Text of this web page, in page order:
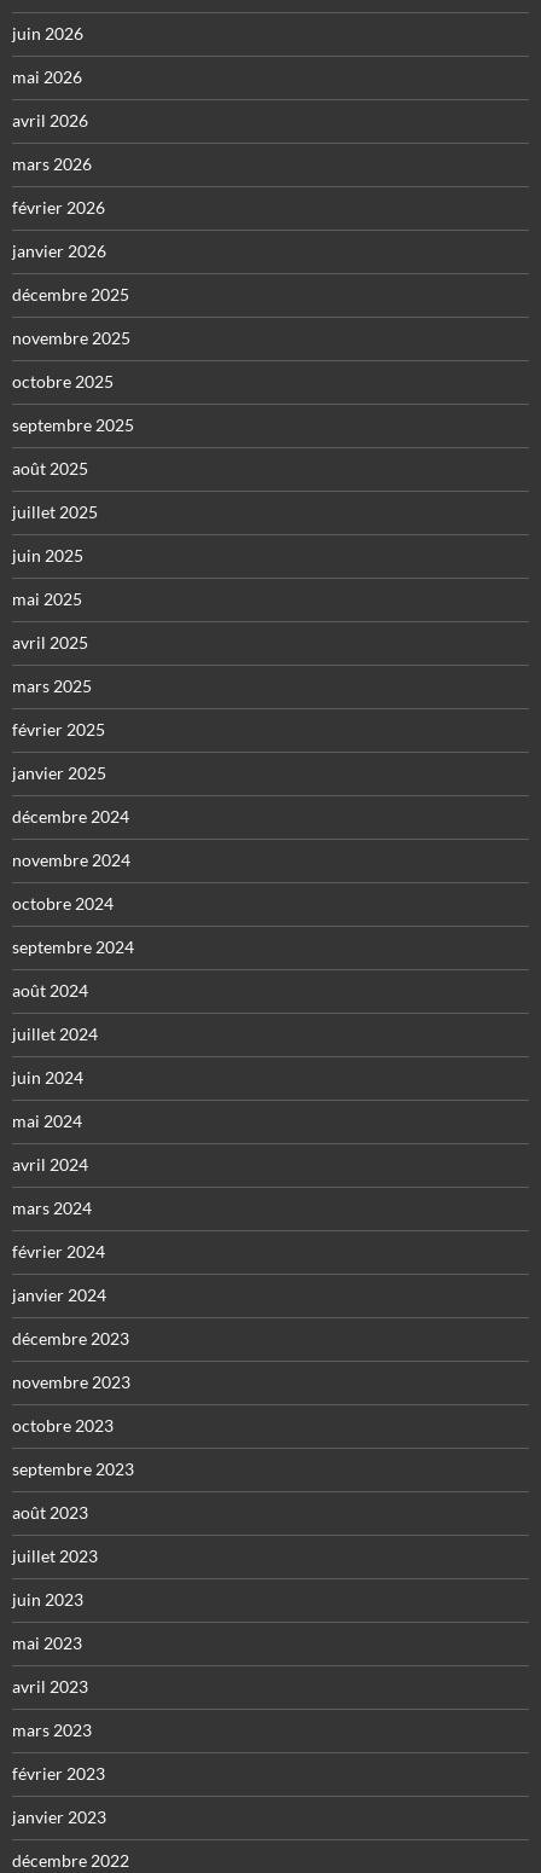
juin 2026
mai 2026
avril 2026
mars 2026
février 2026
janvier 2026
décembre 2025
novembre 2025
octobre 2025
septembre 2025
août 2025
juillet 2025
juin 2025
mai 2025
avril 2025
mars 2025
février 2025
janvier 2025
décembre 2024
novembre 2024
octobre 2024
septembre 2024
août 2024
juillet 2024
juin 2024
mai 2024
avril 2024
mars 2024
février 2024
janvier 2024
décembre 2023
novembre 2023
octobre 2023
septembre 2023
août 2023
juillet 2023
juin 2023
mai 2023
avril 2023
mars 2023
février 2023
janvier 2023
décembre 2022